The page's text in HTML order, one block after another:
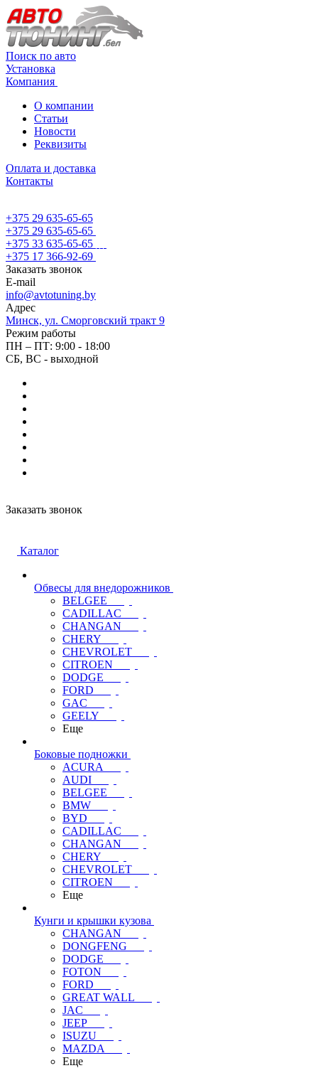
Поиск по авто
Установка
Компания
О компании
Статьи
Новости
Реквизиты
Оплата и доставка
Контакты
+375 29 635-65-65
+375 29 635-65-65
+375 33 635-65-65
+375 17 366-92-69
Заказать звонок
E-mail
info@avtotuning.by
Адрес
Минск, ул. Сморговский тракт 9
Режим работы
ПН – ПТ: 9:00 - 18:00
СБ, ВС - выходной
Заказать звонок
Каталог
Обвесы для внедорожников
BELGEE
CADILLAC
CHANGAN
CHERY
CHEVROLET
CITROEN
DODGE
FORD
GAC
GEELY
Еще
Боковые подножки
ACURA
AUDI
BELGEE
BMW
BYD
CADILLAC
CHANGAN
CHERY
CHEVROLET
CITROEN
Еще
Кунги и крышки кузова
CHANGAN
DONGFENG
DODGE
FOTON
FORD
GREAT WALL
JAC
JEEP
ISUZU
MAZDA
Еще